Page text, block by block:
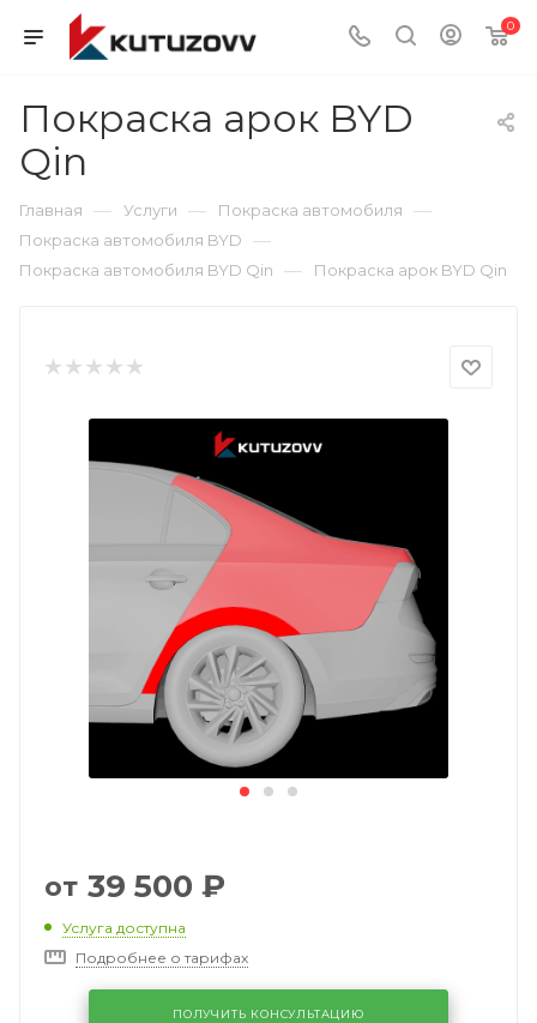
0
Покраска арок BYD
Qin
Главная — Услуги — Покраска автомобиля —
Покраска автомобиля BYD —
Покраска автомобиля BYD Qin — Покраска арок BYD Qin
от 39 500 ₽
Услуга доступна
Подробнее о тарифах
ПОЛУЧИТЬ КОНСУЛЬТАЦИЮ